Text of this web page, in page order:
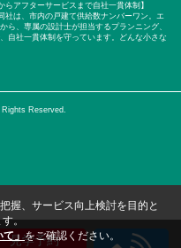
アフターサービスまで自社一貫体制】
社は、市内の戸建て供給数ナンバーワン。エ
ら、専属の設計士が担当するプランニング、
自社一貫体制を守っています。どんな小さな
Reserved.
見学予約
握、サービス向上検討を目的と
す。
て」をご確認ください。